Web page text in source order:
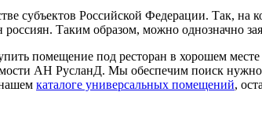
субъектов Российской Федерации. Так, на
Таким образом, можно однозначно
помещение под ресторан в хорошем
АН РусланД. Мы обеспечим поиск
каталоге универсальных помещений,